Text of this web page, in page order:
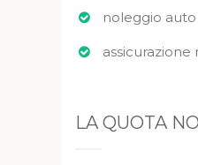
noleggio auto
LA QUOTA